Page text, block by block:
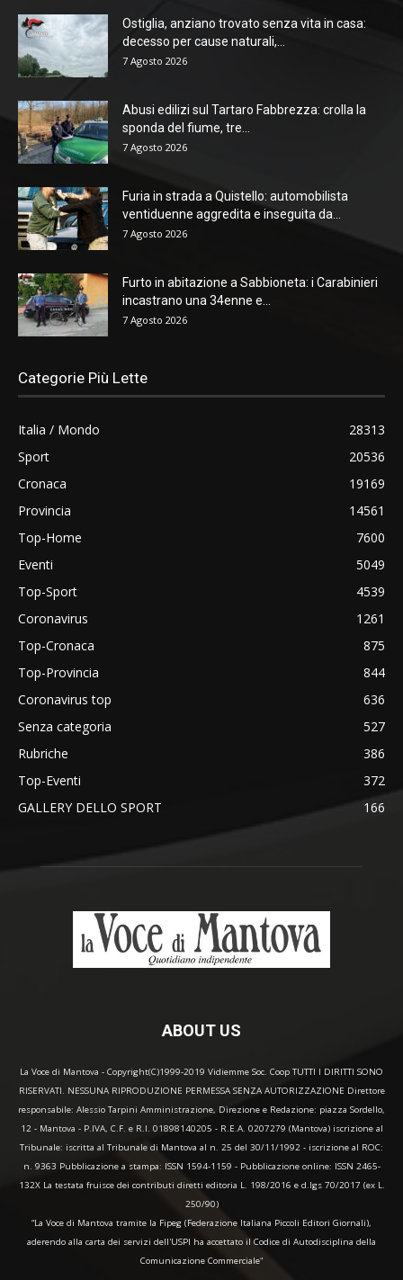
Ostiglia, anziano trovato senza vita in casa:
decesso per cause naturali,...
7 Agosto 2026
Abusi edilizi sul Tartaro Fabbrezza: crolla la
sponda del fiume, tre...
7 Agosto 2026
Furia in strada a Quistello: automobilista
ventiduenne aggredita e inseguita da...
7 Agosto 2026
Furto in abitazione a Sabbioneta: i Carabinieri
incastrano una 34enne e...
7 Agosto 2026
Categorie Più Lette
Italia / Mondo
28313
Sport
20536
Cronaca
19169
Provincia
14561
Top-Home
7600
Eventi
5049
Top-Sport
4539
Coronavirus
1261
Top-Cronaca
875
Top-Provincia
844
Coronavirus top
636
Senza categoria
527
Rubriche
386
Top-Eventi
372
GALLERY DELLO SPORT
166
ABOUT US
La Voce di Mantova - Copyright(C)1999-2019 Vidiemme Soc. Coop TUTTI I DIRITTI SONO
RISERVATI. NESSUNA RIPRODUZIONE PERMESSA SENZA AUTORIZZAZIONE Direttore
responsabile: Alessio Tarpini Amministrazione, Direzione e Redazione: piazza Sordello,
12 - Mantova - P.IVA, C.F. e R.I. 01898140205 - R.E.A. 0207279 (Mantova) iscrizione al
Tribunale: iscritta al Tribunale di Mantova al n. 25 del 30/11/1992 - iscrizione al ROC:
n. 9363 Pubblicazione a stampa: ISSN 1594-1159 - Pubblicazione online: ISSN 2465-
132X La testata fruisce dei contributi diretti editoria L. 198/2016 e d.lgs 70/2017 (ex L.
250/90)
“La Voce di Mantova tramite la Fipeg (Federazione Italiana Piccoli Editori Giornali),
aderendo alla carta dei servizi dell'USPI ha accettato il Codice di Autodisciplina della
Comunicazione Commerciale"